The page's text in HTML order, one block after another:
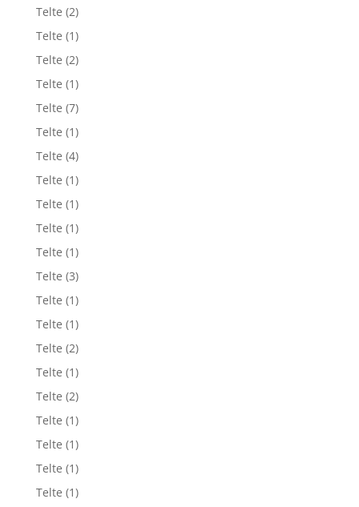
Telte (2)
Telte (1)
Telte (2)
Telte (1)
Telte (7)
Telte (1)
Telte (4)
Telte (1)
Telte (1)
Telte (1)
Telte (1)
Telte (3)
Telte (1)
Telte (1)
Telte (2)
Telte (1)
Telte (2)
Telte (1)
Telte (1)
Telte (1)
Telte (1)